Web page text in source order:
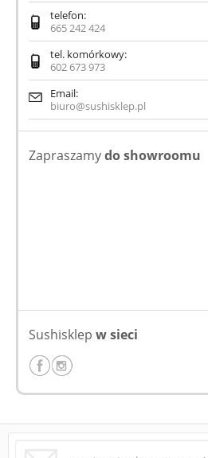
telefon:
665 242 424
tel. komórkowy:
602 673 973
Email:
biuro@sushisklep.pl
Zapraszamydo showroomu
Sushisklep w sieci